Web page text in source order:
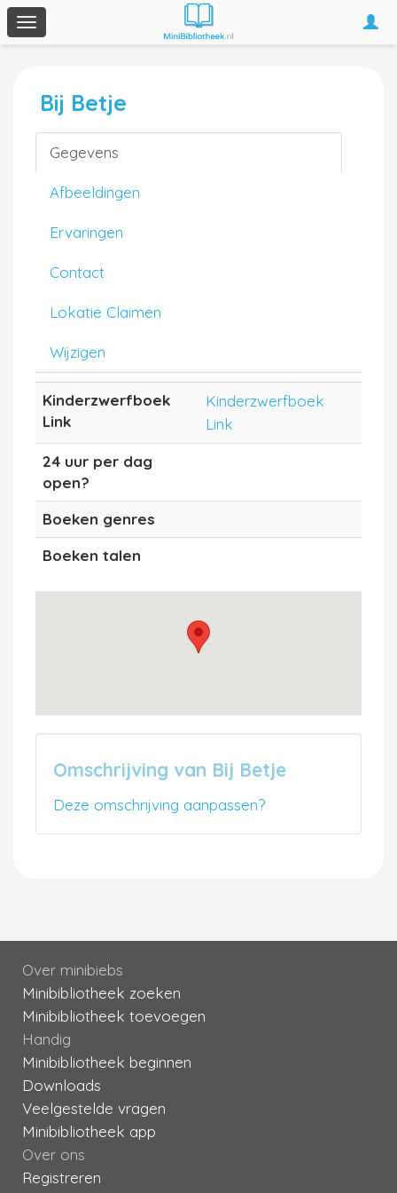
Toggle
navigation
Bij Betje
Gegevens
Afbeeldingen
Ervaringen
Contact
Lokatie Claimen
Wijzigen
Kinderzwerfboek
Link
Kinderzwerfboek
Link
24 uur per dag
open?
Boeken genres
Boeken talen
Omschrijving van Bij Betje
Deze omschrijving aanpassen?
Over minibiebs
Minibibliotheek zoeken
Minibibliotheek toevoegen
Handig
Minibibliotheek beginnen
Downloads
Veelgestelde vragen
Minibibliotheek app
Over ons
Registreren